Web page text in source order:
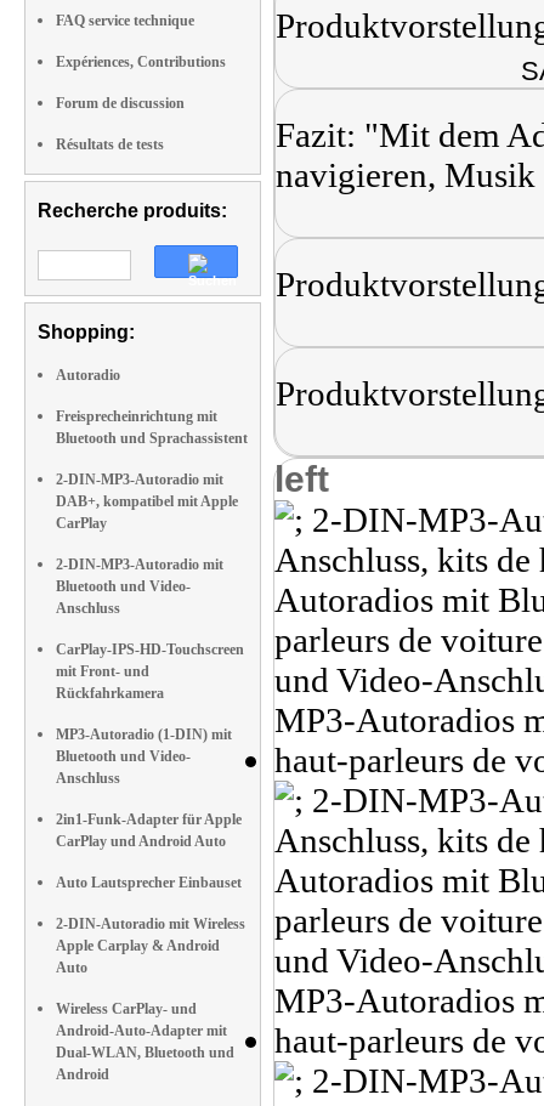
FAQ service technique
Expériences, Contributions
Forum de discussion
Résultats de tests
Recherche produits:
Shopping:
Autoradio
Freisprecheinrichtung mit
Bluetooth und Sprachassistent
2-DIN-MP3-Autoradio mit
DAB+, kompatibel mit Apple
CarPlay
2-DIN-MP3-Autoradio mit
Bluetooth und Video-
Anschluss
CarPlay-IPS-HD-Touchscreen
mit Front- und
Rückfahrkamera
MP3-Autoradio (1-DIN) mit
Bluetooth und Video-
Anschluss
2in1-Funk-Adapter für Apple
CarPlay und Android Auto
Auto Lautsprecher Einbauset
2-DIN-Autoradio mit Wireless
Apple Carplay & Android
Auto
Wireless CarPlay- und
Android-Auto-Adapter mit
Dual-WLAN, Bluetooth und
Android
Fazit: "Mit dem
navigieren,
left